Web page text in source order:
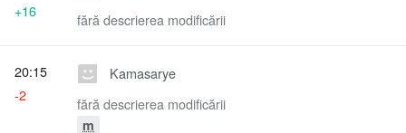
fără descrierea modificării
+16
Kamasarye
fără descrierea modificării
m
20:15
-2